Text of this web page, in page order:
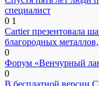
специалист
0 1
Cartier презентовала
благородных
0
Форум «Венчурный
0
В бесплатной версии